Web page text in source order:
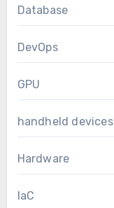
Database
DevOps
GPU
handheld devices
Hardware
IaC